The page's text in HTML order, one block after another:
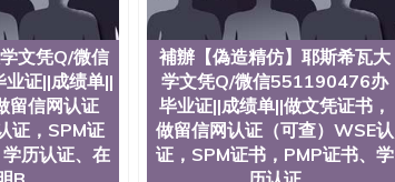
福克斯》杂志评选为全美50强公立综合性大学，
今，这是一所在世界上享有学术地位、声誉、实
质量的核心代表。其计算机系与会计系更是在当
所处地域的世界硅谷中心得到工作机会。许多硅
实习机会。无论是加州大学系统(UC)，还是加州
学中的地理位置。 圣何塞州立大学座落于硅谷
科技中心。约有学生三万人，超过134种学士学
。其有名的科系如计算机科学，电子工程学，工
而各种大学部和研究所的商学课程也吸引了众多
文凭Q/微信
证||成绩单||
留信网认证
证，SPM证
历认证、在
補辦【偽造精仿】耶斯希瓦大
学文凭Q/微信551190476办
毕业证||成绩单||做文凭证书，
做留信网认证（可查）WSE认
证，SPM证书，PMP证书、学